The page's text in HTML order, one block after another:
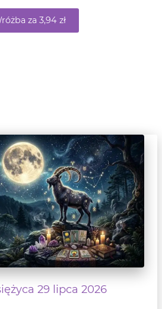
za 3,94 zł
29 lipca 2026